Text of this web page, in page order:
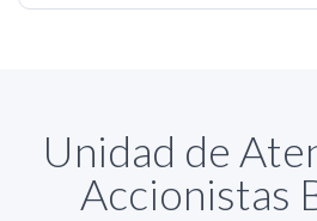
Unidad de
Accionistas